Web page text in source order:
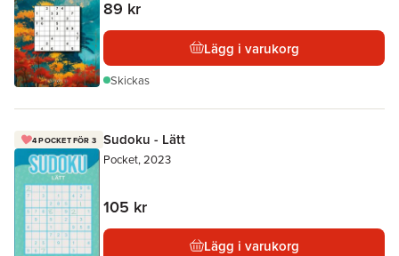
89 kr
Lägg i varukorg
Skickas
4 POCKET FÖR 3 Sudoku - Lätt
Pocket, 2023
105 kr
Lägg i varukorg